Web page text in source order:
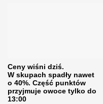
Ceny wiśni dziś.
W skupach spadły nawet
o 40%. Część punktów
przyjmuje owoce tylko do
13:00